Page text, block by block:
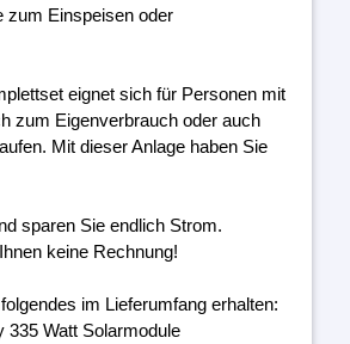
zum Einspeisen oder
eignet sich für Personen mit
zum Eigenverbrauch oder auch
Mit dieser Anlage haben Sie
sparen Sie endlich Strom.
keine Rechnung!
im Lieferumfang erhalten:
335 Watt Solarmodule